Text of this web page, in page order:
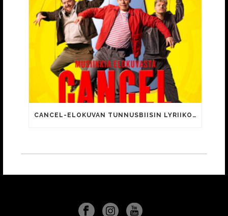
CANCEL-ELOKUVAN TUNNUSBIISIN LYRIIKOISSA TUTTUJA MEEMIHOKEMIA YOUTUBE-VIDEOILTA!